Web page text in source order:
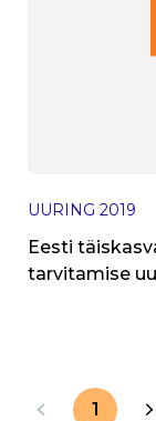
UURING 2019
Eesti
tarvitamise
1